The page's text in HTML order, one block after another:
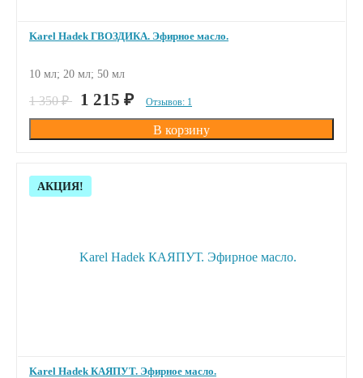
Karel Hadek ГВОЗДИКА. Эфирное масло.
ПОД ЗАКАЗ
10 мл; 20 мл; 50 мл
1 350₽ 1 215 ₽ Отзывов: 1
Скидка!
АКЦИЯ!
Karel Hadek КАЯПУТ. Эфирное масло.